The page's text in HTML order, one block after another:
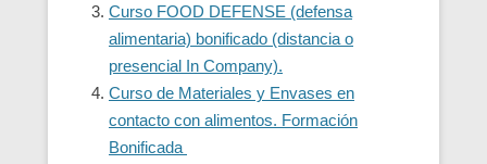
Curso FOOD DEFENSE (defensa
alimentaria) bonificado (distancia o
presencial In Company).
Curso de Materiales y Envases en
contacto con alimentos. Formación
Bonificada